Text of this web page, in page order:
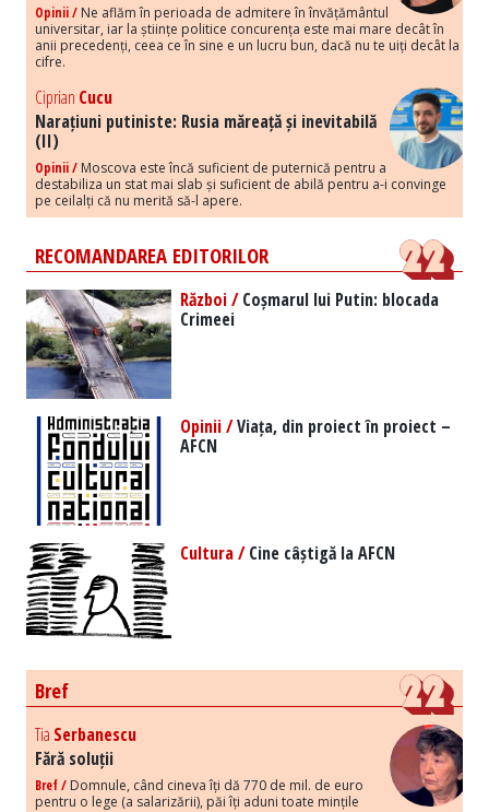
Opinii / Ne aflăm în perioada de admitere în învățământul
universitar, iar la științe politice concurența este mai mare decât în
anii precedenți, ceea ce în sine e un lucru bun, dacă nu te uiți decât la
cifre.
Ciprian Cucu
Narațiuni putiniste: Rusia măreață și inevitabilă
(II)
Opinii / Moscova este încă suficient de puternică pentru a
destabiliza un stat mai slab și suficient de abilă pentru a-i convinge
pe ceilalți că nu merită să-l apere.
RECOMANDAREA EDITORILOR
Război /Coșmarul lui Putin: blocada
Crimeei
Opinii /Viața, din proiect în proiect –
AFCN
Cultura /Cine câștigă la AFCN
Bref
Tia Serbanescu
Fără soluții
Bref / Domnule, când cineva îți dă 770 de mil. de euro
pentru o lege (a salarizării), păi îți aduni toate mințile